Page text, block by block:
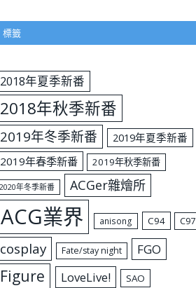
標籤
2018年夏季新番
2018年秋季新番
2019年冬季新番
2019年夏季新番
2019年春季新番
2019年秋季新番
2020年冬季新番 ACGer雜燴所
ACG業界 anisong C94 C97
cosplay Fate/stay night FGO
Figure LoveLive! SAO